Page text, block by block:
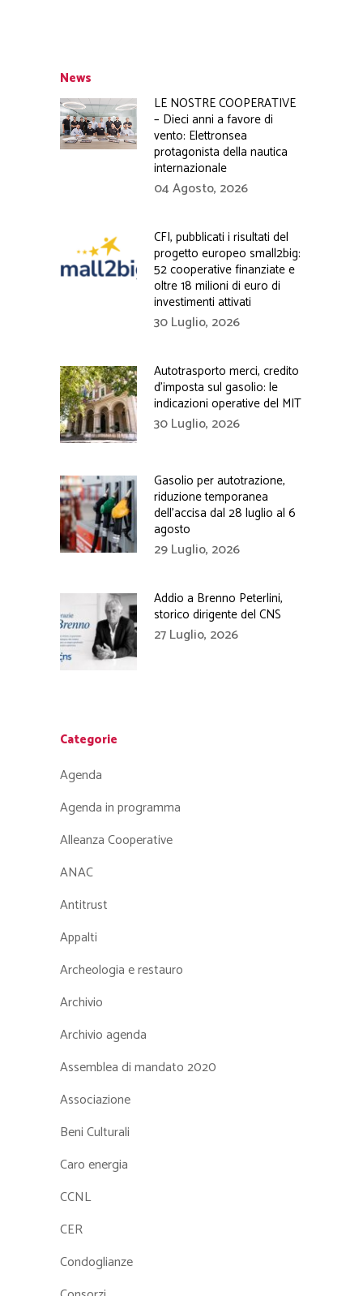
News
LE NOSTRE COOPERATIVE
– Dieci anni a favore di
vento: Elettronsea
protagonista della nautica
internazionale
04 Agosto, 2026
CFI, pubblicati i risultati del
progetto europeo small2big:
52 cooperative finanziate e
oltre 18 milioni di euro di
investimenti attivati
30 Luglio, 2026
Autotrasporto merci, credito
d’imposta sul gasolio: le
indicazioni operative del MIT
30 Luglio, 2026
Gasolio per autotrazione,
riduzione temporanea
dell’accisa dal 28 luglio al 6
agosto
29 Luglio, 2026
Addio a Brenno Peterlini,
storico dirigente del CNS
27 Luglio, 2026
Categorie
Agenda
Agenda in programma
Alleanza Cooperative
ANAC
Antitrust
Appalti
Archeologia e restauro
Archivio
Archivio agenda
Assemblea di mandato 2020
Associazione
Beni Culturali
Caro energia
CCNL
CER
Condoglianze